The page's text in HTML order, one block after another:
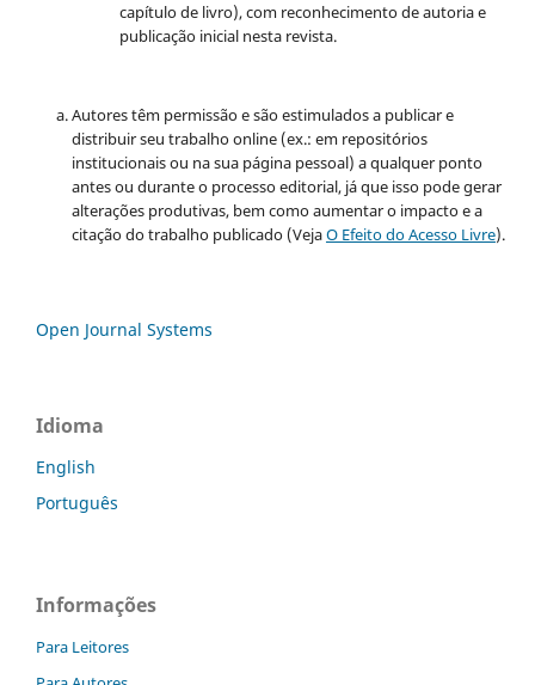
capítulo de livro), com reconhecimento de autoria e
publicação inicial nesta revista.
Autores têm permissão e são estimulados a publicar e
distribuir seu trabalho online (ex.: em repositórios
institucionais ou na sua página pessoal) a qualquer ponto
antes ou durante o processo editorial, já que isso pode gerar
alterações produtivas, bem como aumentar o impacto e a
citação do trabalho publicado (VejaO Efeito do Acesso Livre).
Open Journal Systems
Idioma
English
Português
Informações
Para Leitores